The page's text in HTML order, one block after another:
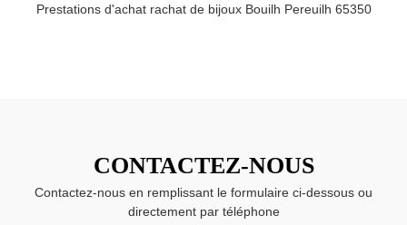
Prestations d'achat rachat de bijoux Bouilh Pereuilh 65350
CONTACTEZ-NOUS
Contactez-nous en remplissant le formulaire ci-dessous ou
directement par téléphone